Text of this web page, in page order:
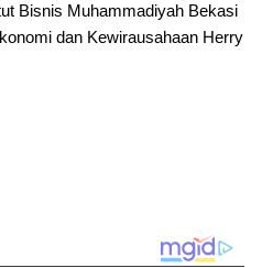
Bisnis Muhammadiyah Bekasi
dan Kewirausahaan Herry